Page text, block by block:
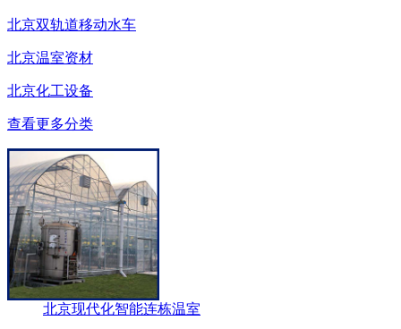
北京双轨道移动水车
北京温室资材
北京化工设备
查看更多分类
北京现代化智能连栋温室